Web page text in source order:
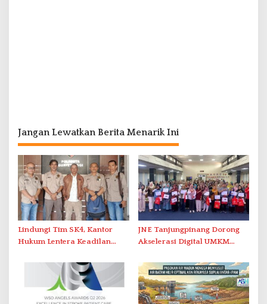
Jangan Lewatkan Berita Menarik Ini
Lindungi Tim SK4, Kantor
Hukum Lentera Keadilan
Perlawanan ke Petugas di
Bukik Batarah
JNE Tanjungpinang Dorong
Akselerasi Digital UMKM
2026